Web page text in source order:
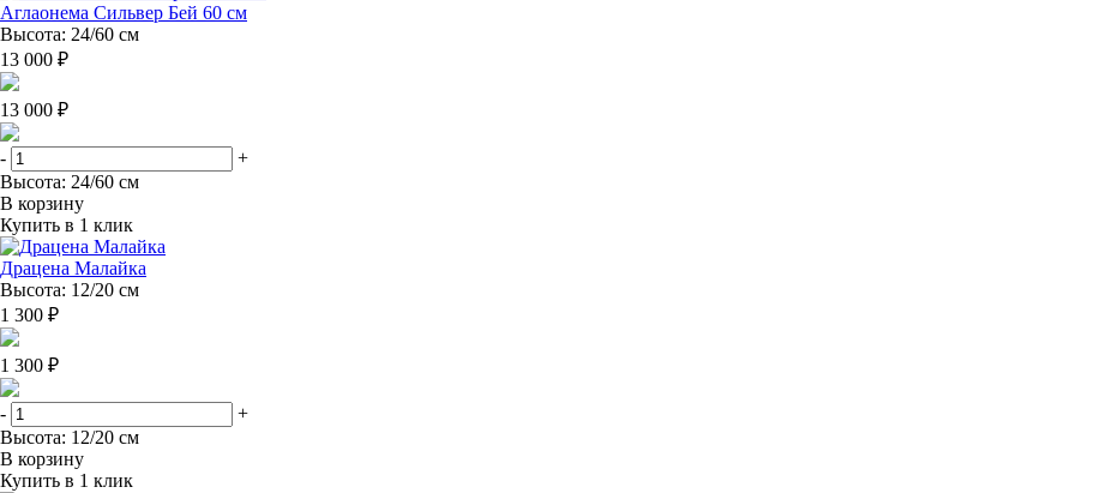
Аглаонема Сильвер Бей 60 см
Высота: 24/60 см
13 000 ₽
13 000 ₽
-
+
Высота: 24/60 см
В корзину
Купить в 1 клик
Драцена Малайка
Высота: 12/20 см
1 300 ₽
1 300 ₽
-
+
Высота: 12/20 см
В корзину
Купить в 1 клик